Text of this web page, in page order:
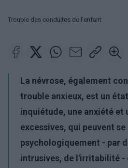
Trouble des conduites de l'enfant
La névrose, également
trouble anxieux, est un
inquiétude, une anxiété et
excessives, qui peuvent
psychologiquement - par
intrusives, de l'irritabilité -